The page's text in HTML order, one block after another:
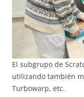
El subgrupo de
utilizando también
Turbowarp, etc.